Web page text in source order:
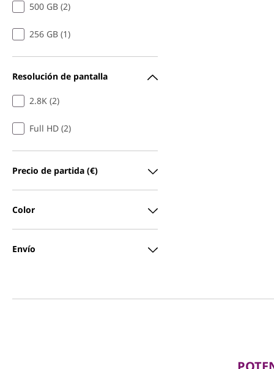
500 GB (2)
256 GB (1)
Resolución de pantalla
2.8K (2)
Full HD (2)
Precio de partida (€)
Color
Envío